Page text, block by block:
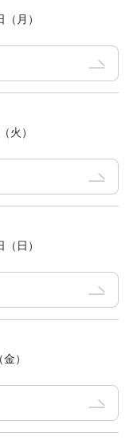
月）
火）
日）
）